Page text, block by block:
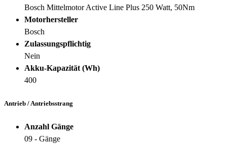
Bosch Mittelmotor Active Line Plus 250 Watt, 50Nm
Motorhersteller
Bosch
Zulassungspflichtig
Nein
Akku-Kapazität (Wh)
400
Antrieb / Antriebsstrang
Anzahl Gänge
09 - Gänge